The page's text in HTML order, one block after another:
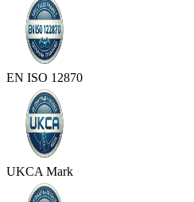
EN ISO 12870
UKCA Mark